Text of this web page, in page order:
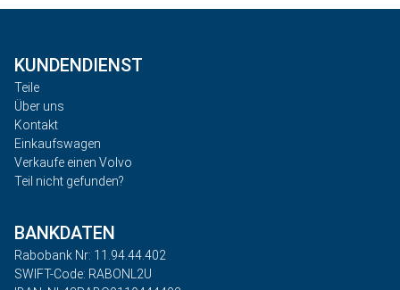
KUNDENDIENST
Teile
Über uns
Kontakt
Einkaufswagen
Verkaufe einen Volvo
Teil nicht gefunden?
BANKDATEN
Rabobank Nr: 11.94.44.402
SWIFT-Code: RABONL2U